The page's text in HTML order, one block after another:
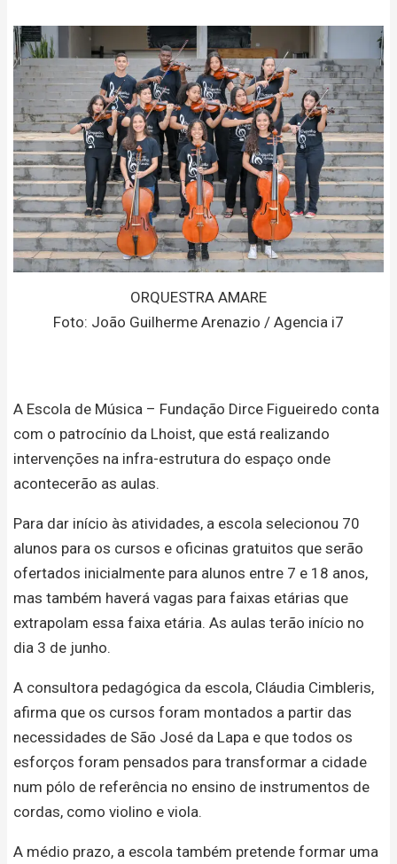
ORQUESTRA AMARE
Foto: João Guilherme Arenazio / Agencia i7
A Escola de Música – Fundação Dirce Figueiredo conta
com o patrocínio da Lhoist, que está realizando
intervenções na infra-estrutura do espaço onde
acontecerão as aulas.
Para dar início às atividades, a escola selecionou 70
alunos para os cursos e oficinas gratuitos que serão
ofertados inicialmente para alunos entre 7 e 18 anos,
mas também haverá vagas para faixas etárias que
extrapolam essa faixa etária. As aulas terão início no
dia 3 de junho.
A consultora pedagógica da escola, Cláudia Cimbleris,
afirma que os cursos foram montados a partir das
necessidades de São José da Lapa e que todos os
esforços foram pensados para transformar a cidade
num pólo de referência no ensino de instrumentos de
cordas, como violino e viola.
A médio prazo, a escola também pretende formar uma